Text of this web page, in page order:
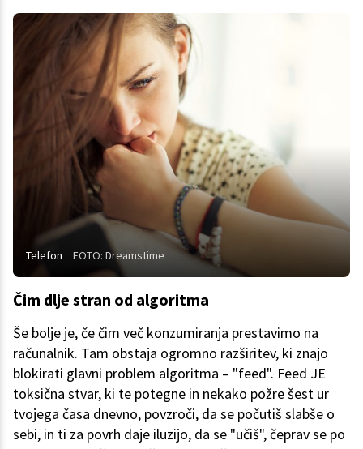
Telefon FOTO: Dreamstime
Čim dlje stran od algoritma
Še bolje je, če čim več konzumiranja prestavimo na
računalnik. Tam obstaja ogromno razširitev, ki znajo
blokirati glavni problem algoritma – "feed". Feed JE
toksična stvar, ki te potegne in nekako požre šest ur
tvojega časa dnevno, povzroči, da se počutiš slabše o
sebi, in ti za povrh daje iluzijo, da se "učiš", čeprav se po